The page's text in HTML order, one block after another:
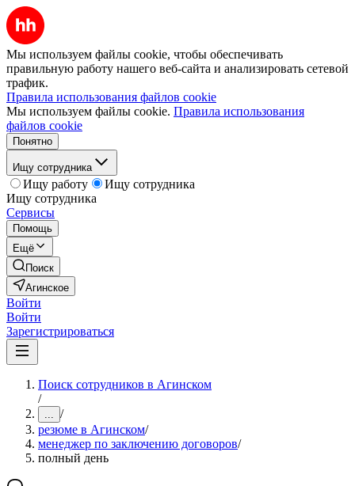
Мы используем файлы cookie, чтобы обеспечивать
правильную работу нашего веб-сайта и анализировать сетевой
трафик.
Правила использования файлов cookie
Мы используем файлы cookie. Правила использования
файлов cookie
Понятно
Ищу сотрудника
Ищу работу
Ищу сотрудника
Ищу сотрудника
Сервисы
Помощь
Ещё
Поиск
Агинское
Войти
Войти
Зарегистрироваться
Поиск сотрудников в Агинском
/
... /
резюме в Агинском/
менеджер по заключению договоров/
полный день